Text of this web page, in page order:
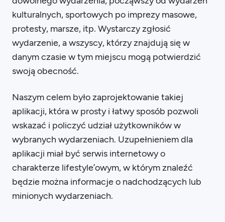
kulturalnych, sportowych po imprezy masowe,
protesty, marsze, itp. Wystarczy zgłosić
wydarzenie, a wszyscy, którzy znajdują się w
danym czasie w tym miejscu mogą potwierdzić
swoją obecność.
Naszym celem było zaprojektowanie takiej
aplikacji, która w prosty i łatwy sposób pozwoli
wskazać i policzyć udział użytkowników w
wybranych wydarzeniach. Uzupełnieniem dla
aplikacji miał być serwis internetowy o
charakterze lifestyle’owym, w którym znaleźć
będzie można informacje o nadchodzących lub
minionych wydarzeniach.